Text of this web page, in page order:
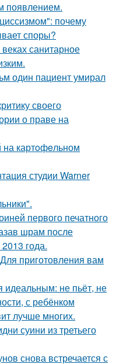
появлением.
почему
споры?
санитарное
один пациент умирал
своего
о праве на
на картoфeльном
студии Warner
первого печатного
шрам после
года.
приготовления вам
не пьёт, не
с ребёнком
лучше многих.
суини из третьего
снова встречается с